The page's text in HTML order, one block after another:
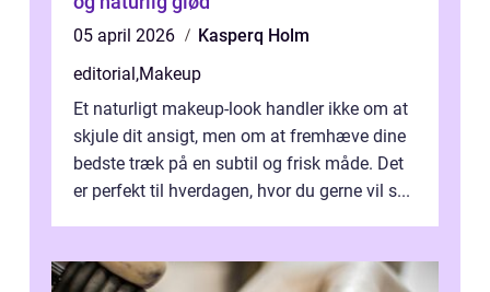
05 april 2026
Kasperq Holm
editorial,Makeup
Et naturligt makeup-look handler ikke om at
skjule dit ansigt, men om at fremhæve dine
bedste træk på en subtil og frisk måde. Det
er perfekt til hverdagen, hvor du gerne vil s...